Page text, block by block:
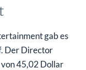
gab es
Der Director
von 45,02 Dollar